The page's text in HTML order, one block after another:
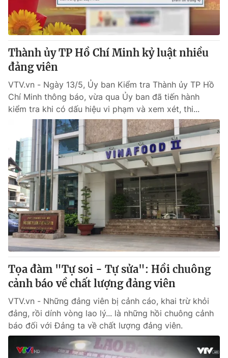
Thành ủy TP Hồ Chí Minh kỷ luật nhiều
đảng viên
VTV.vn - Ngày 13/5, Ủy ban Kiểm tra Thành ủy TP Hồ
Chí Minh thông báo, vừa qua Ủy ban đã tiến hành
kiểm tra khi có dấu hiệu vi phạm và xem xét, thi...
Tọa đàm "Tự soi - Tự sửa": Hồi chuông
cảnh báo về chất lượng đảng viên
VTV.vn - Những đảng viên bị cảnh cáo, khai trừ khỏi
đảng, rồi dính vòng lao lý... là những hồi chuông cảnh
báo đối với Đảng ta về chất lượng đảng viên.